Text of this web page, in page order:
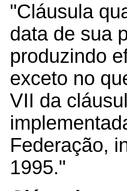
"Cláusula
data de sua
produzindo
exceto no
VII da
Federação,
1995."